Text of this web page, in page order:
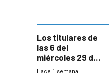
Los titulares de
las 6 del
miércoles 29 de
julio de 2026
Hace 1 semana